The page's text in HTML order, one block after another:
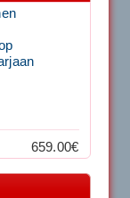
659.00€